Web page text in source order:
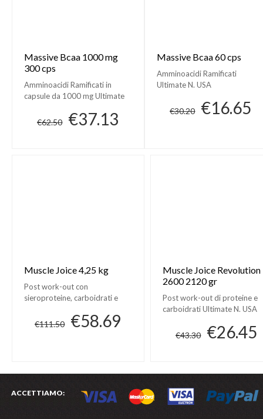
Massive Bcaa 1000 mg
300 cps
Amminoacidi Ramificati in
capsule da 1000 mg Ultimate
€62.50 €37.13
Massive Bcaa 60 cps
Amminoacidi Ramificati
Ultimate N. USA
€30.20 €16.65
Muscle Joice 4,25 kg
Post work-out con
sieroproteine, carboidrati e
USA€111.50 €58.69
Muscle Joice Revolution
2600 2120 gr
Post work-out di proteine e
carboidrati Ultimate N. USA
€43.30 €26.45
ACCETTIAMO: